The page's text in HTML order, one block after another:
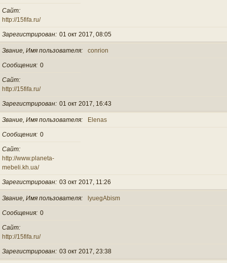
Сайт
http://15fifa.ru/
Зарегистрирован 01 окт 2017, 08:05
Звание, Имя пользователя conrion
Сообщения 0
Сайт
http://15fifa.ru/
Зарегистрирован 01 окт 2017, 16:43
Звание, Имя пользователя Elenas
Сообщения 0
Сайт
http://www.planeta-
mebeli.kh.ua/
Зарегистрирован 03 окт 2017, 11:26
Звание, Имя пользователя lyuegAbism
Сообщения 0
Сайт
http://15fifa.ru/
Зарегистрирован 03 окт 2017, 23:38